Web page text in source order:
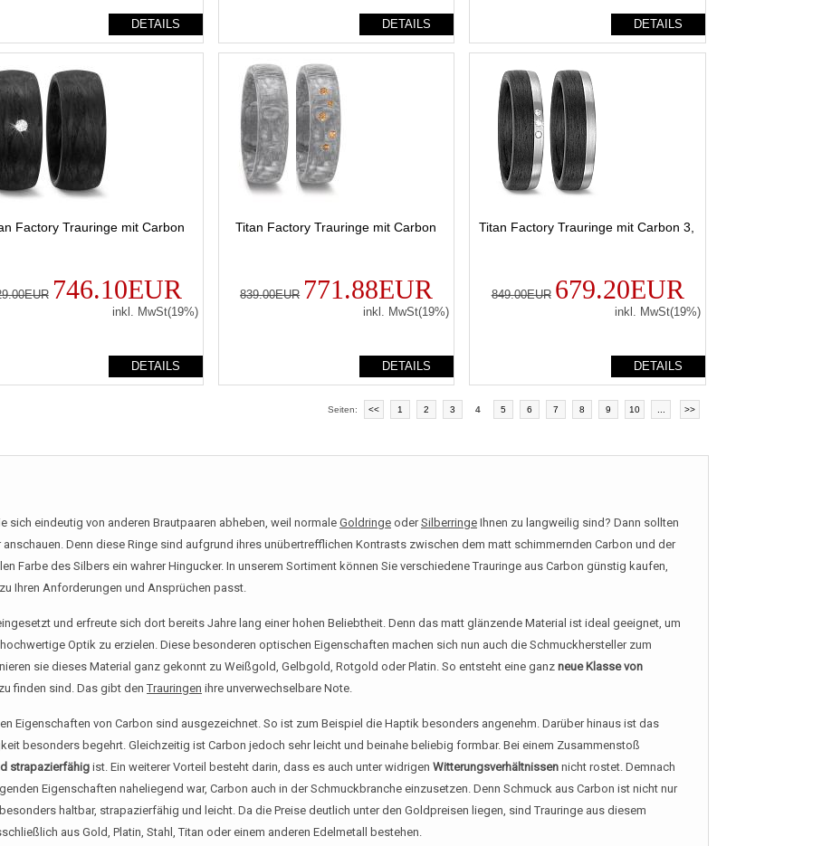
DETAILS DETAILS DETAILS
Factory Trauringe mit Carbon
746.10EUR
inkl. MwSt(19%)
DETAILS
Titan Factory Trauringe mit Carbon
839.00EUR 771.88EUR
inkl. MwSt(19%)
DETAILS
Titan Factory Trauringe mit Carbon 3,
849.00EUR 679.20EUR
inkl. MwSt(19%)
DETAILS
Seiten: << 1 2 3 4 5 6 7 8 9 10 >>
sich eindeutig von anderen Brautpaaren abheben, weil normale Goldringe oderSilberringe Ihnen zu langweilig sind? Dann sollten
anschauen. Denn diese Ringe sind aufgrund ihres unübertrefflichen Kontrasts zwischen dem matt schimmernden Carbon und der
Farbe des Silbers ein wahrer Hingucker. In unserem Sortiment können Sie verschiedene Trauringe aus Carbon günstig kaufen,
Ihren Anforderungen und Ansprüchen passt.
und erfreute sich dort bereits Jahre lang einer hohen Beliebtheit. Denn das matt glänzende Material ist ideal geeignet, um
Optik zu erzielen. Diese besonderen optischen Eigenschaften machen sich nun auch die Schmuckhersteller zum
sie dieses Material ganz gekonnt zu Weißgold, Gelbgold, Rotgold oder Platin. So entsteht eine ganz neue Klasse von
finden sind. Das gibt denTrauringen ihre unverwechselbare Note.
Eigenschaften von Carbon sind ausgezeichnet. So ist zum Beispiel die Haptik besonders angenehm. Darüber hinaus ist das
besonders begehrt. Gleichzeitig ist Carbon jedoch sehr leicht und beinahe beliebig formbar. Bei einem Zusammenstoß
strapazierfähigist. Ein weiterer Vorteil besteht darin, dass es auch unter widrigen Witterungsverhältnissen nicht rostet. Demnach
Eigenschaften naheliegend war, Carbon auch in der Schmuckbranche einzusetzen. Denn Schmuck aus Carbon ist nicht nur
haltbar, strapazierfähig und leicht. Da die Preise deutlich unter den Goldpreisen liegen, sind Trauringe aus diesem
aus Gold, Platin, Stahl, Titan oder einem anderen Edelmetall bestehen.